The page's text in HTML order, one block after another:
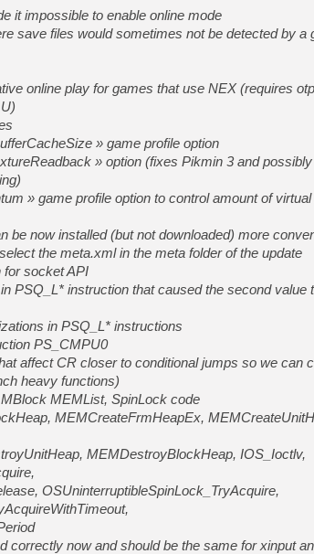
it impossible to enable online mode
save files would sometimes not be detected by a
online play for games that use NEX (requires
» game profile option
» option (fixes Pikmin 3 and
» game profile option to control amount of
be now installed (but not downloaded) more
the meta.xml in the meta folder of the update
for socket API
PSQ_L* instruction that caused the second value
in PSQ_L* instructions
PS_CMPU0
affect CR closer to conditional jumps so we can
heavy functions)
MEMList, SpinLock code
MEMCreateFrmHeapEx,
MEMDestroyBlockHeap, IOS_Ioctlv,
OSUninterruptibleSpinLock_TryAcquire,
correctly now and should be the same for xinput